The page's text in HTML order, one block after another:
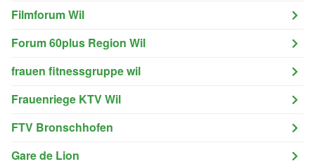
Filmforum Wil
Forum 60plus Region Wil
frauen fitnessgruppe wil
Frauenriege KTV Wil
FTV Bronschhofen
Gare de Lion